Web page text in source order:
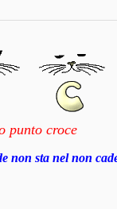
punto croce
non sta nel non